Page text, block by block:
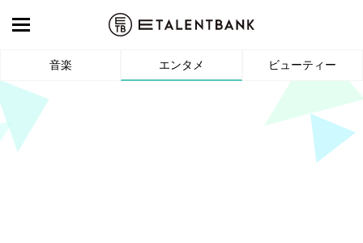
音楽 エンタメ ビューティー